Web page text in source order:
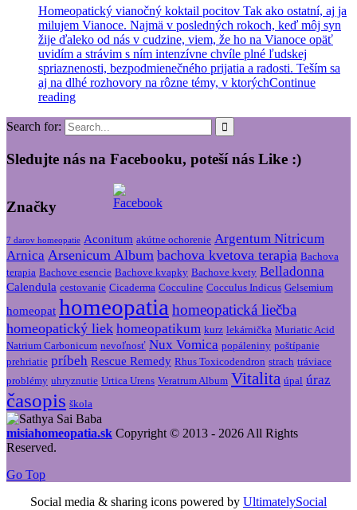
Homeopatický vianočný koktail pocitov Tak ako ostatní, aj ja
milujem Vianoce. Najmä v posledných rokoch, keď môj syn
žije ďaleko od nás v cudzine, viem, že ho na Vianoce opäť
uvidím a strávim s ním intenzívne chvíle plné ľudskej
spriaznenosti, bezpodmienečného prijatia a radosti. Teším sa
aj na dlhé rozhovory na rôzne témy, v ktorýchContinue
reading
Search for:
Sledujte nás na Facebooku, poteší nás Like :)
Značky
7 darov homeopatie Aconitum akútne ochorenie Argentum Nitricum
Arnica Arsenicum Album bachova kvetova terapia Bachova
terapia Bachove esencie Bachove kvapky Bachove kvety Belladonna
Calendula cestovanie Cicaderma Cocculine Cocculus Indicus Gelsemium
homeopat homeopatia homeopatická liečba
homeopatický liek homeopatikum kurz lekárnička Muriatic Acid
Natrium Carbonicum nevoľnosť Nux Vomica popáleniny poštípanie
prehriatie príbeh Rescue Remedy Rhus Toxicodendron strach tráviace
problémy uhryznutie Urtica Urens Veratrum Album Vitalita úpal úraz
časopis škola
misiahomeopatia.sk Copyright © 2013 - 2026 All Rights
Reserved.
Go Top
Social media & sharing icons powered by UltimatelySocial